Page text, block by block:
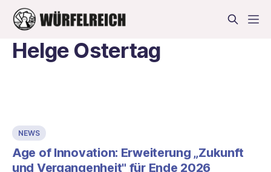
Helge Ostertag
NEWS
Age of Innovation: Erweiterung „Zukunft
und Vergangenheit" für Ende 2026